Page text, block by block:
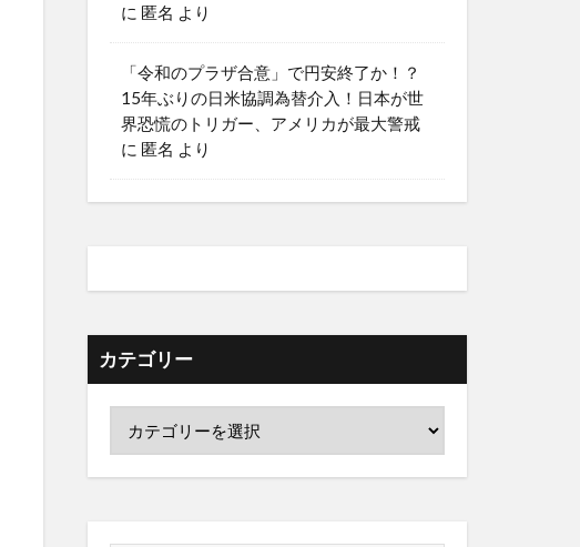
に 匿名 より
「令和のプラザ合意」で円安終了か！？
15年ぶりの日米協調為替介入！日本が世
界恐慌のトリガー、アメリカが最大警戒
に 匿名 より
カテゴリー